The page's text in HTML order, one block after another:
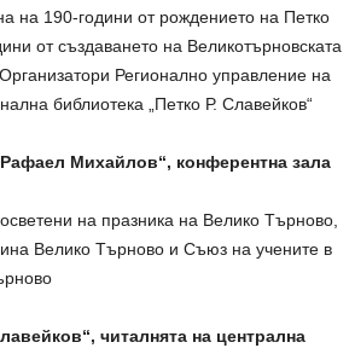
на 190-години от рождението на Петко
от създаването на Великотърновската
Регионално управление на
библиотека „Петко Р. Славейков“
Михайлов“, конферентна зала
на празника на Велико Търново,
Велико Търново и Съюз на учените в
читалнята на централна